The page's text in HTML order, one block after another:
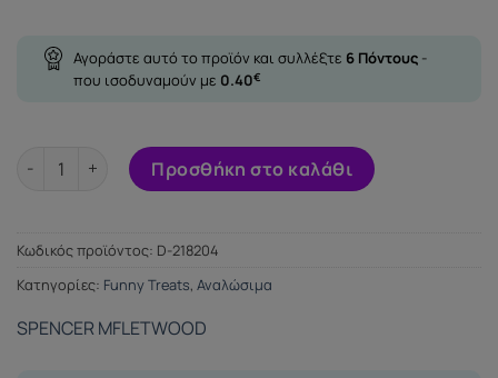
Αγοράστε αυτό το προϊόν και συλλέξτε 6 Πόντους -
που ισοδυναμούν με 0.40€
SPENCER FLEETWOOD GUMMY KAMASUTRA ποσότητα
Προσθήκη στο καλάθι
Κωδικός προϊόντος: D-218204
Κατηγορίες: Funny Treats, Αναλώσιμα
SPENCER MFLETWOOD